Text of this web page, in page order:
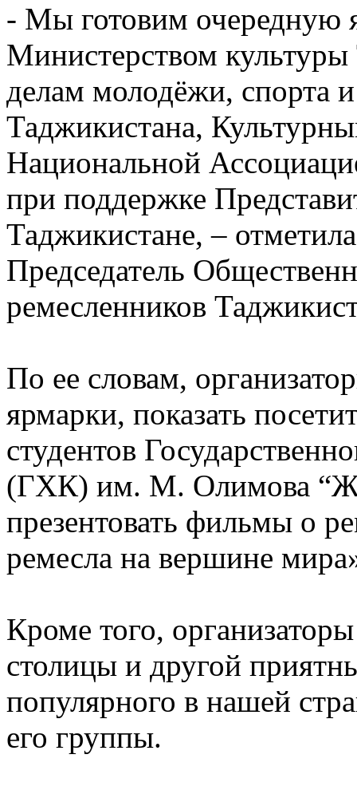
- Мы готовим очередную
Министерством
делам молодёжи, спорта
Таджикистана,
Национальной
при поддержке
Таджикистане, –
Председатель
ремесленников
По ее словам,
ярмарки, показать
студентов
(ГХК) им. М. Олимова
презентовать фильмы о
ремесла на вершине
Кроме того,
столицы и другой
популярного в нашей
его группы.